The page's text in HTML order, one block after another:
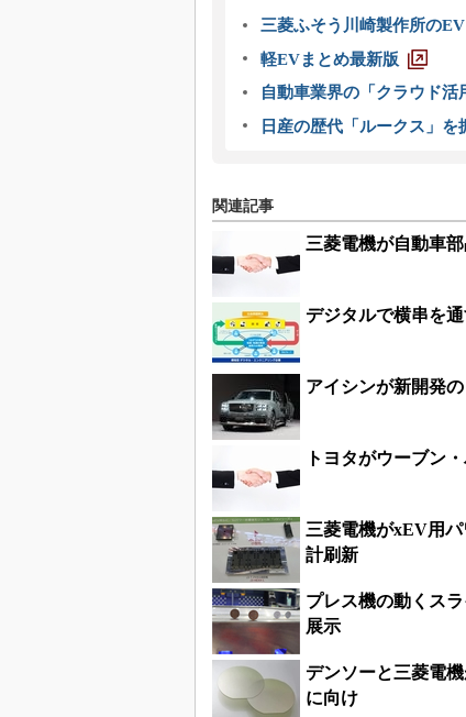
三菱ふそう川崎製作所の
軽EVまとめ最新版
自動車業界の「クラウド
日産の歴代「ルークス」を
関連記事
三菱電機が自動車
デジタルで横串を
アイシンが新開発
トヨタがウーブン
三菱電機がxEV用
計刷新
プレス機の動くス
展示
デンソーと三菱電
に向け